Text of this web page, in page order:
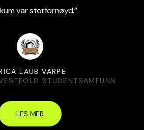
var storfornøyd.”
LAUB VARPE
STUDENTSAMFUNN
LES MER